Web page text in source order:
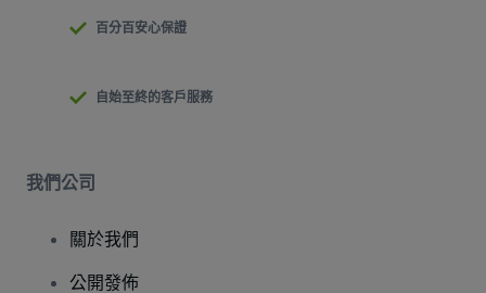
百分百安心保證
自始至終的客戶服務
我們公司
關於我們
公開發佈